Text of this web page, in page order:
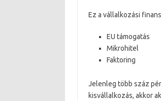
Ez a vállalkozási
EU támogatás
Mikrohitel
Faktoring
Jelenleg több száz
kisvállalkozás, akkor